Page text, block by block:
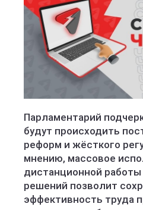
Парламентарий
будут происходить
реформ и жёсткого
мнению, массовое
дистанционной
решений позволит
эффективность труда